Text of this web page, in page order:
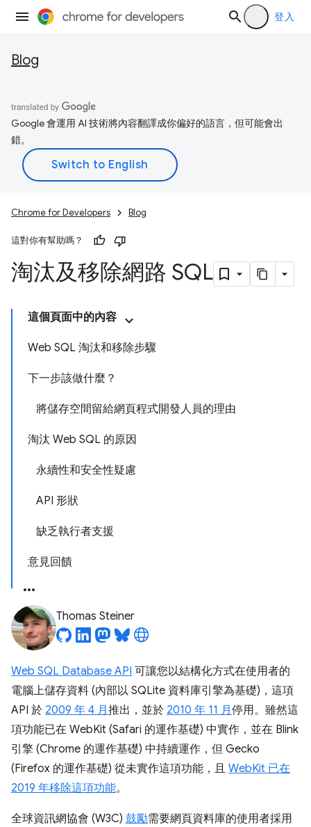
登入
Blog
Google 會運用 AI 技術將內容翻譯成你偏好的語言，但可能會出
錯。
Chrome for Developers Blog
這對你有幫助嗎？
淘汰及移除網路 SQL
這個頁面中的內容
Web SQL 淘汰和移除步驟
下一步該做什麼？
將儲存空間留給網頁程式開發人員的理由
淘汰 Web SQL 的原因
永續性和安全性疑慮
API 形狀
缺乏執行者支援
意見回饋
Thomas Steiner
Web SQL Database API 可讓您以結構化方式在使用者的
電腦上儲存資料 (內部以 SQLite 資料庫引擎為基礎)，這項
API 於 2009 年 4 月推出，並於 2010 年 11 月停用。雖然這
項功能已在 WebKit (Safari 的運作基礎) 中實作，並在 Blink
引擎 (Chrome 的運作基礎) 中持續運作，但 Gecko
(Firefox 的運作基礎) 從未實作這項功能，且 WebKit 已在
2019 年移除這項功能。
全球資訊網協會 (W3C) 鼓勵需要網頁資料庫的使用者採用